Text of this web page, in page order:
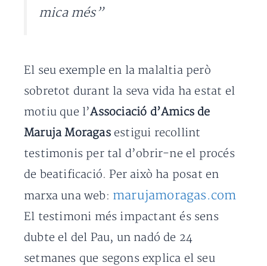
mica més”
El seu exemple en la malaltia però
sobretot durant la seva vida ha estat el
motiu que l’Associació d’Amics de
Maruja Moragasestigui recollint
testimonis per tal d’obrir-ne el procés
de beatificació. Per això ha posat en
marxa una web: marujamoragas.com
El testimoni més impactant és sens
dubte el del Pau, un nadó de 24
setmanes que segons explica el seu